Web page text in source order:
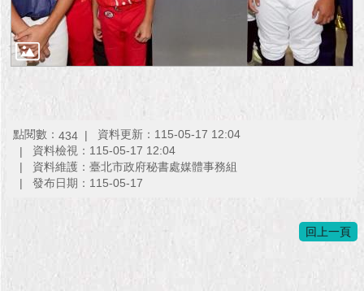
點閱數： 434
資料更新：115-05-17 12:04
資料檢視：115-05-17 12:04
資料維護：臺北市政府秘書處媒體事務組
發布日期：115-05-17
回上一頁